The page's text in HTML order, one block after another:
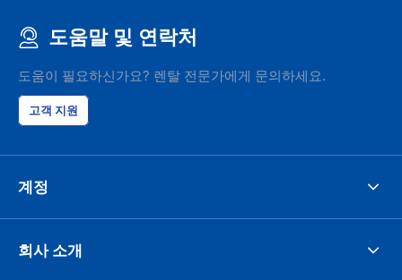
도움말 및 연락처
도움이 필요하신가요? 렌탈 전문가에게 문의하세요.
고객 지원
계정
회사 소개